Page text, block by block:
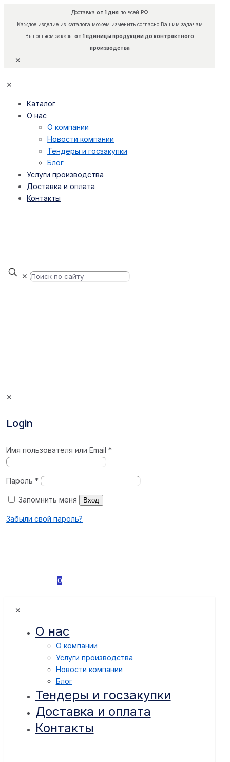
Доставка от 1 дняпо всей РФ
Каждое изделие из каталога можем изменить согласно Вашим задачам
Выполняем заказы от 1 единицы продукции до контрактного
производства
✕
✕
Каталог
О нас
О компании
Новости компании
Тендеры и госзакупки
Блог
Услуги производства
Доставка и оплата
Контакты
✕
✕
Login
Имя пользователя или Email*
Пароль*
Запомнить меня Вход
Забыли свой пароль?
0
✕
О нас
О компании
Услуги производства
Новости компании
Блог
Тендеры и госзакупки
Доставка и оплата
Контакты